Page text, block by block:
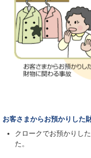
お客さまからお預かりした
クロークでお預かりし
た。